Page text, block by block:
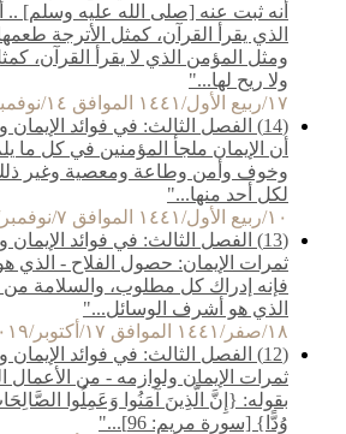
أنه ثبت عنه [صلى الله عليه وسلم] ..
الذي يقرأ القرآن، كمثل الأترجة
ومثل المؤمن الذي لا يقرأ القرآن،
ولا ريح لها..."
١٧/ربيع الأول/١٤٤١ الموافق ١٤/نوفمبر/٢٠١٩
(14) الفصل الثالث: في فوائد
أن الإيمان ملجأ المؤمنين في كل
وخوف وأمن وطاعة ومعصية وغير ذلك
لكل أحد منها..."
١٠/ربيع الأول/١٤٤١ الموافق ٧/نوفمبر/٢٠١٩
(13) الفصل الثالث: في فوائد
ثمرات الإيمان: حصول الفلاح - الذي هو
فإنه إدراك كل مطلوب، والسلامة
الذي هو أشرف الوسائل..."
١٨/صفر/١٤٤١ الموافق ١٧/أكتوبر/٢٠١٩
(12) الفصل الثالث: في فوائد
ثمرات الإيمان ولوازمه - من الأعمال
بقوله: {إِنَّ الَّذِينَ آمَنُوا وَعَمِلُوا
وُدًّا} [سورة مريم: 96]..."